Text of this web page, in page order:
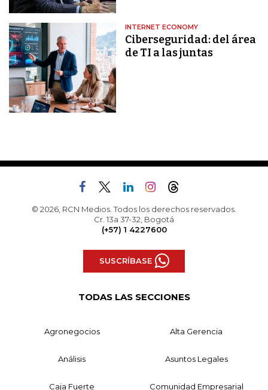
INTERNET ECONOMY
Ciberseguridad: del área
de TI a las juntas
© 2026, RCN Medios. Todos los derechos reservados.
Cr. 13a 37-32, Bogotá
(+57) 1 4227600
SUSCRÍBASE
TODAS LAS SECCIONES
Agronegocios Alta Gerencia
Análisis Asuntos Legales
Caja Fuerte Comunidad Empresarial